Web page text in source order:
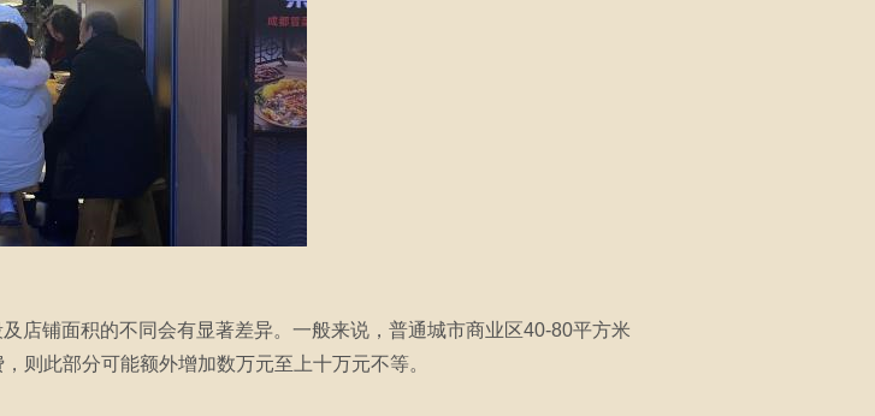
店铺面积的不同会有显著差异。一般来说，普通城市商业区40-80平方米
则此部分可能额外增加数万元至上十万元不等。